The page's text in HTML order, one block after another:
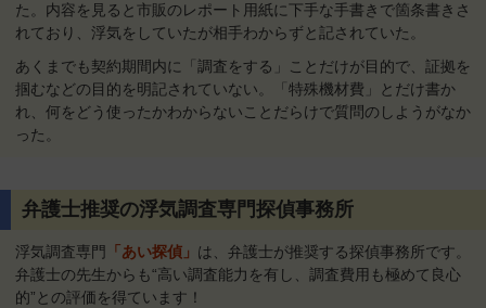
た。内容を見ると市販のレポート用紙に下手な手書きで箇条書きさ
れており、浮気をしていたが相手わからずと記されていた。
あくまでも契約期間内に「調査をする」ことだけが目的で、証拠を
掴むなどの目的を明記されていない。「特殊機材費」とだけ書か
れ、何をどう使ったかわからないことだらけで質問のしようがなか
った。
弁護士推奨の浮気調査専門探偵事務所
浮気調査専門 「あい探偵」 は、弁護士が推奨する探偵事務所です。
弁護士の先生からも“高い調査能力を有し、調査費用も極めて良心
的”との評価を得ています！